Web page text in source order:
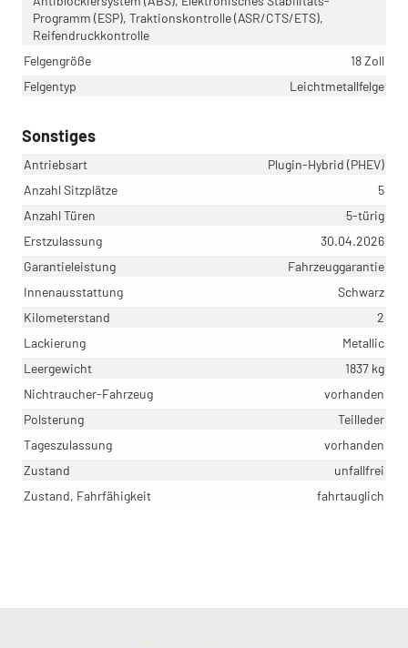
Programm (ESP), Traktionskontrolle (ASR/CTS/ETS),
Reifendruckkontrolle
Felgengröße
18 Zoll
Felgentyp
Leichtmetallfelge
Sonstiges
Antriebsart
Plugin-Hybrid (PHEV)
Anzahl Sitzplätze
5
Anzahl Türen
5-türig
Erstzulassung
30.04.2026
Garantieleistung
Fahrzeuggarantie
Innenausstattung
Schwarz
Kilometerstand
2
Lackierung
Metallic
Leergewicht
1837 kg
Nichtraucher-Fahrzeug
vorhanden
Polsterung
Teilleder
Tageszulassung
vorhanden
Zustand
unfallfrei
Zustand, Fahrfähigkeit
fahrtauglich